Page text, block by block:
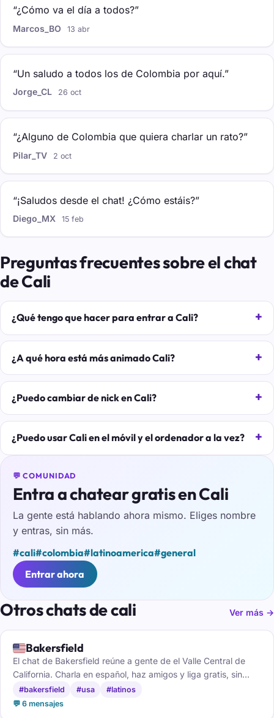
“¿Cómo va el día a todos?”
Marcos_BO 13 abr
“Un saludo a todos los de Colombia por aquí.”
Jorge_CL 26 oct
“¿Alguno de Colombia que quiera charlar un rato?”
Pilar_TV 2 oct
“¡Saludos desde el chat! ¿Cómo estáis?”
Diego_MX 15 feb
Preguntas frecuentes sobre el chat
de Cali
¿Qué tengo que hacer para entrar a Cali?
¿A qué hora está más animado Cali?
¿Puedo cambiar de nick en Cali?
¿Puedo usar Cali en el móvil y el ordenador a la vez?
💬 COMUNIDAD
Entra a chatear gratis en Cali
La gente está hablando ahora mismo. Eliges nombre
y entras, sin más.
#cali#colombia#latinoamerica#general
Entrar ahora
Otros chats de cali Ver más →
🇺🇸Bakersfield
El chat de Bakersfield reúne a gente de el Valle Central de
California. Charla en español, haz amigos y liga gratis, sin
registrarte.
#bakersfield #usa
#latinos
💬 6 mensajes